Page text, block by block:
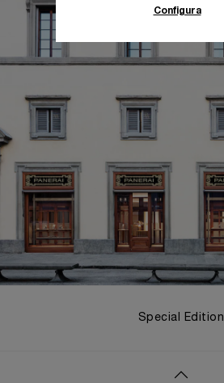
Special Edition
Configura